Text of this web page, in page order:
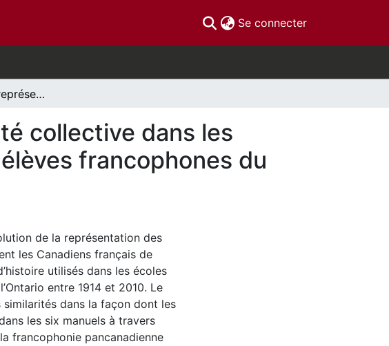
Se connecter(current)
L’évolution de la représentation de l’identité collective dans les manuels scolaires d’histoire destinés aux élèves francophones du secondaire en Ontario
collective dans les
francophones du
de la représentation des
les Canadiens français de
utilisés dans les écoles
entre 1914 et 2010. Le
dans la façon dont les
les six manuels à travers
francophonie pancanadienne